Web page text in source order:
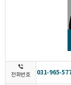
전화번호 031-965-